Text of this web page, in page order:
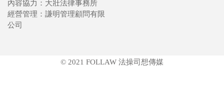
內容協力：大壯法律事務所
經營管理：謙明管理顧問有限
公司
© 2021 FOLLAW 法操司想傳媒